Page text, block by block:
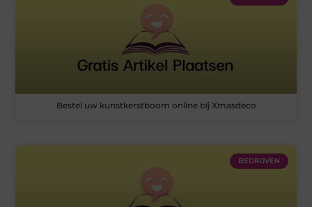
Bestel uw kunstkerstboom online bij Xmasdeco
BEDRIJVEN